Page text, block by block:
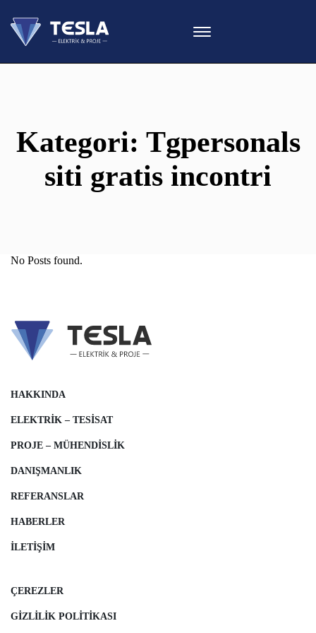
Kategori: Tgpersonals
siti gratis incontri
No Posts found.
HAKKINDA
ELEKTRIK – TESISAT
PROJE – MÜHENDISLIK
DANIŞMANLIK
REFERANSLAR
HABERLER
İLETIŞIM
ÇEREZLER
GIZLILIK POLITIKASI